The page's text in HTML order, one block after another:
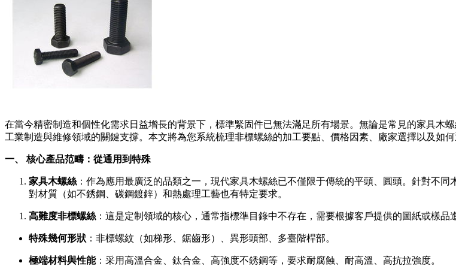
在當今精密制造和個性化需求日益增長的背景下，標準緊固件已無法滿足所有場景。無論是常見的家具木
工業制造與維修領域的關鍵支撐。本文將為您系統梳理非標螺絲的加工要點、價格因素、廠家選擇以及如何
一、 核心產品范疇：從通用到特殊
家具木螺絲 ：作為應用最廣泛的品類之一，現代家具木螺絲已不僅限于傳統的平頭、圓頭。針對不
對材質（如不銹鋼、碳鋼鍍鋅）和熱處理工藝也有特定要求。
高難度非標螺絲 ：這是定制領域的核心，通常指標準目錄中不存在，需要根據客戶提供的圖紙或樣品
特殊幾何形狀 ：非標螺紋（如梯形、鋸齒形）、異形頭部、多臺階桿部。
極端材料與性能：采用高溫合金、鈦合金、高強度不銹鋼等，要求耐腐蝕、耐高溫、高抗拉強度。